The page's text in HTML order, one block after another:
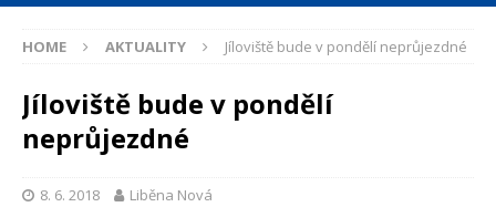
HOME AKTUALITY Jíloviště bude v pondělí neprůjezdné
Jíloviště bude v pondělí
neprůjezdné
8. 6. 2018 Liběna Nová